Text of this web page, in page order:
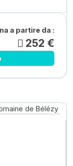
a partire da :
252 €